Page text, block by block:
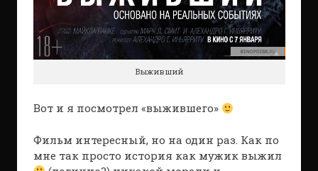
Выживший
Вот и я посмотрел «выжившего»
Фильм интересный, но на один раз. Как по
мне так просто история как мужик выжил